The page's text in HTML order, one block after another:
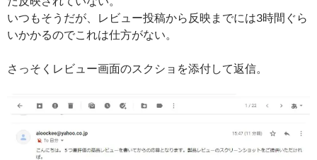
いつもそうだが、レビュー投稿から反映までには3時間ぐら
いかかるのでこれは仕方がない。
さっそくレビュー画面のスクショを添付して返信。